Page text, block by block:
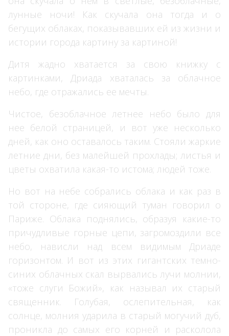
лунные ночи! Как скучала она тогда и о
бегущих облаках, показывавших ей из жизни и
истории города картину за картиной!
Дитя жадно хватается за свою книжку с
картинками, Дриада хваталась за облачное
небо, где отражались ее мечты.
Чистое, безоблачное летнее небо было для
нее белой страницей, и вот уже несколько
дней, как оно оставалось таким. Стояли жаркие
летние дни, без малейшей прохлады; листья и
цветы охватила какая-то истома; людей тоже.
Но вот на небе собрались облака и как раз в
той стороне, где сияющий туман говорил о
Париже. Облака поднялись, образуя какие-то
причудливые горные цепи, загромоздили все
небо, нависли над всем видимым Дриаде
горизонтом. И вот из этих гигантских темно-
синих облачных скал вырвались лучи молнии,
«тоже слуги Божий», как называл их старый
священник. Голубая, ослепительная, как
солнце, молния ударила в старый могучий дуб,
проникла до самых его корней и расколола